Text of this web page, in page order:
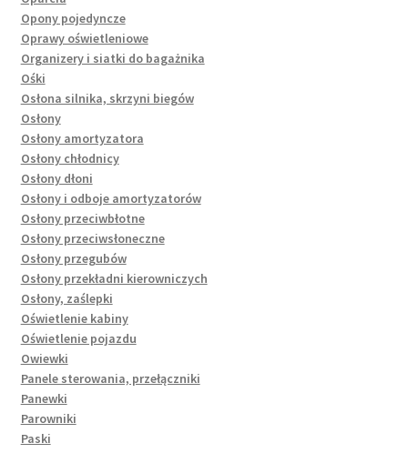
Opony pojedyncze
Oprawy oświetleniowe
Organizery i siatki do bagażnika
Ośki
Osłona silnika, skrzyni biegów
Osłony
Osłony amortyzatora
Osłony chłodnicy
Osłony dłoni
Osłony i odboje amortyzatorów
Osłony przeciwbłotne
Osłony przeciwsłoneczne
Osłony przegubów
Osłony przekładni kierowniczych
Osłony, zaślepki
Oświetlenie kabiny
Oświetlenie pojazdu
Owiewki
Panele sterowania, przełączniki
Panewki
Parowniki
Paski